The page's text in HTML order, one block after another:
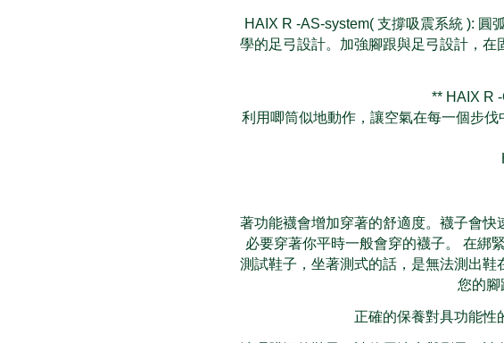
HAIX R -AS-system( 支撐吸震系統 ): 圓
學的足弓設計。加強腳跟與足弓設計，
** HAIX R
利用唧筒似地動作，讓空氣在每一個步
著功能襪會增加穿著的舒適度。襪子會
必要穿著你平時一般會穿的襪子。 在綁
測試鞋子，坐著測式的話，是無法測出鞋
您的腳
正確的保養對具功能性